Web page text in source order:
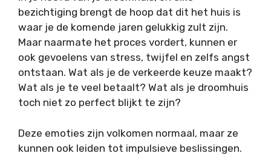
bezichtiging brengt de hoop dat dit het huis is
waar je de komende jaren gelukkig zult zijn.
Maar naarmate het proces vordert, kunnen er
ook gevoelens van stress, twijfel en zelfs angst
ontstaan. Wat als je de verkeerde keuze maakt?
Wat als je te veel betaalt? Wat als je droomhuis
toch niet zo perfect blijkt te zijn?
Deze emoties zijn volkomen normaal, maar ze
kunnen ook leiden tot impulsieve beslissingen.